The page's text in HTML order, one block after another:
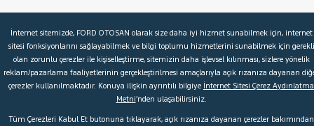
© 2026 Ford Türkiye Ford Kurumsal Hakkımızda
Şartlar & Kişisel Verilerin Korunması Faydalı Bağlantılar
Çerez Tercihleri
İnternet sitemizde, FORD OTOSAN olarak size daha iyi hizmet sunabilmek için, internet
sitesi fonksiyonlarını sağlayabilmek ve bilgi toplumu hizmetlerini sunabilmek için gerekli
olan zorunlu çerezler ile kişiselleştirme, sitemizin daha işlevsel kılınması, sizlere yönelik
reklam/pazarlama faaliyetlerinin gerçekleştirilmesi amaçlarıyla açık rızanıza dayanan
çerezler kullanılmaktadır. Konuya ilişkin ayrıntılı bilgiye İnternet Sitesi Çerez Aydınlatma
Metni’nden ulaşabilirsiniz.
Tüm Çerezleri Kabul Et butonuna tıklayarak, açık rızanıza dayanan çerezler bakımından